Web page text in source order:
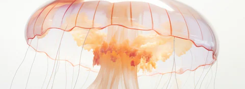
платформа для создания
работ. Более 1 миллиона
среди креаторов,
агентств и студий.
Продукция
Spaces
ИИ-помощник
Генератор
изображений ИИ
Начать
Academy
Документация по
Пакету ИИ
Служба